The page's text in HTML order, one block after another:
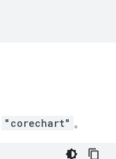
"corechart" 。